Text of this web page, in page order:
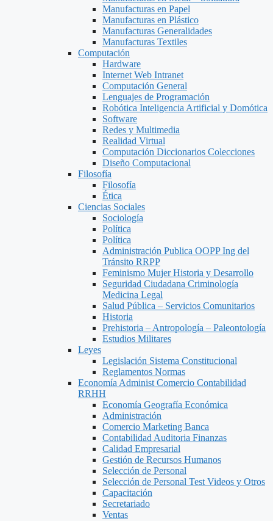
Manufacturas en Papel
Manufacturas en Plástico
Manufacturas Generalidades
Manufacturas Textiles
Computación
Hardware
Internet Web Intranet
Computación General
Lenguajes de Programación
Robótica Inteligencia Artificial y Domótica
Software
Redes y Multimedia
Realidad Virtual
Computación Diccionarios Colecciones
Diseño Computacional
Filosofía
Filosofía
Ética
Ciencias Sociales
Sociología
Política
Política
Administración Publica OOPP Ing del
Tránsito RRPP
Feminismo Mujer Historia y Desarrollo
Seguridad Ciudadana Criminología
Medicina Legal
Salud Pública – Servicios Comunitarios
Historia
Prehistoria – Antropología – Paleontología
Estudios Militares
Leyes
Legislación Sistema Constitucional
Reglamentos Normas
Economía Administ Comercio Contabilidad
RRHH
Economía Geografía Económica
Administración
Comercio Marketing Banca
Contabilidad Auditoria Finanzas
Calidad Empresarial
Gestión de Recursos Humanos
Selección de Personal
Selección de Personal Test Videos y Otros
Capacitación
Secretariado
Ventas